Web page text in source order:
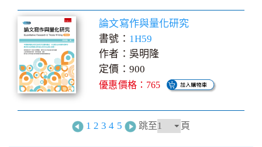
論文寫作與量化研究
書號： 1H59
作者：吳明隆
定價：900
優惠價格：765
1 2 3 4 5 跳至 頁